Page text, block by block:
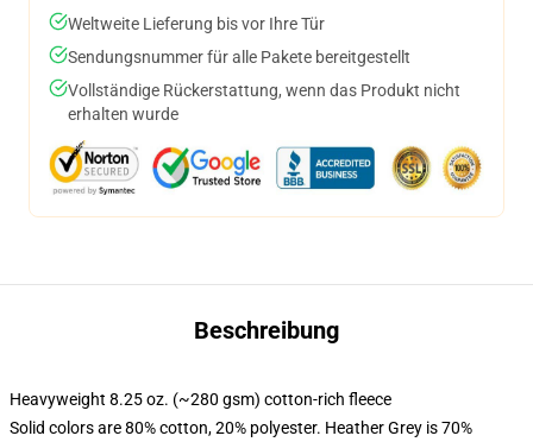
Weltweite Lieferung bis vor Ihre Tür
Sendungsnummer für alle Pakete bereitgestellt
Vollständige Rückerstattung, wenn das Produkt nicht
erhalten wurde
Beschreibung
Heavyweight 8.25 oz. (~280 gsm) cotton-rich fleece
Solid colors are 80% cotton, 20% polyester. Heather Grey is 70%